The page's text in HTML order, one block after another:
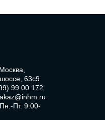
63с9
99 00 172
Пт. 9:00-